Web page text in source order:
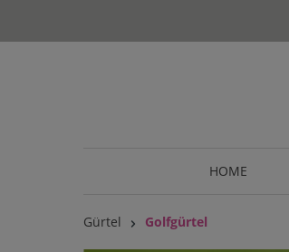
HOME
Gürtel Golfgürtel